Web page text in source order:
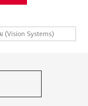
(Vision Systems)